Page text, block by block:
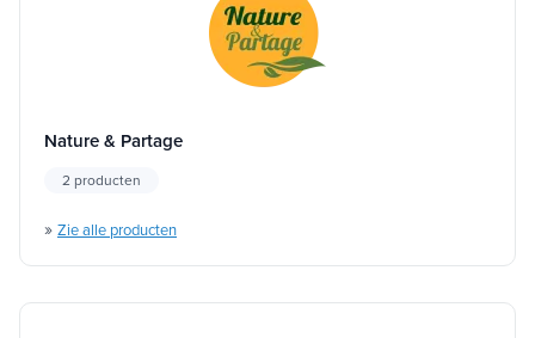
Nature & Partage
2 producten
» Zie alle producten